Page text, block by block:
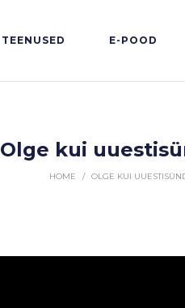
TEENUSED E-POOD
Olge kui
HOME / OLGE KUI